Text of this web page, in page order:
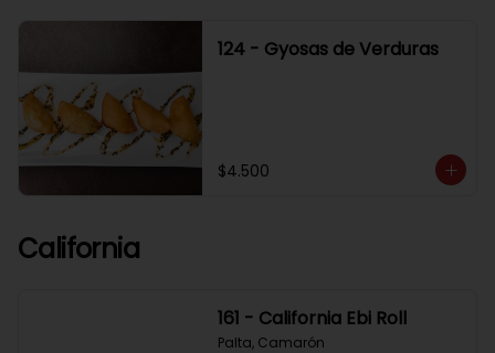
124 - Gyosas de Verduras
$4.500
California
161 - California Ebi Roll
Palta, Camarón